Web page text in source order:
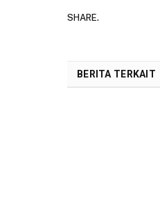
SHARE.
BERITA TERKAIT